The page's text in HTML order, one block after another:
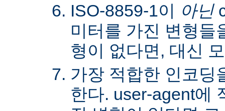
ISO-8859-1이 아닌
미터를 가진 변형들
형이 없다면, 대신
가장 적합한 인코딩
한다. user-agent에